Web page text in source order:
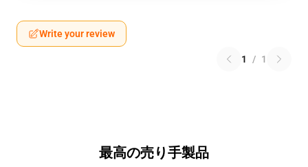
Write your review
1 / 1
最高の売り手製品